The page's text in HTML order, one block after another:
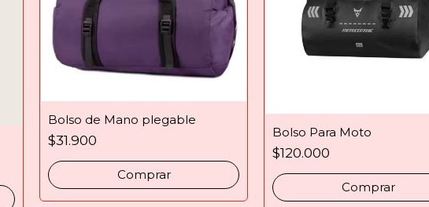
Bolso de Mano plegable
$31.900
Comprar
Bolso Para Moto
$120.000
Comprar